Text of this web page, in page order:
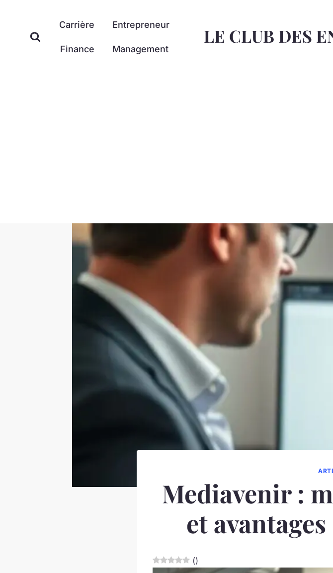
contenu
Carrière Entrepreneur
Finance Management
LE CLUB DES
Mediavenir :
et
()